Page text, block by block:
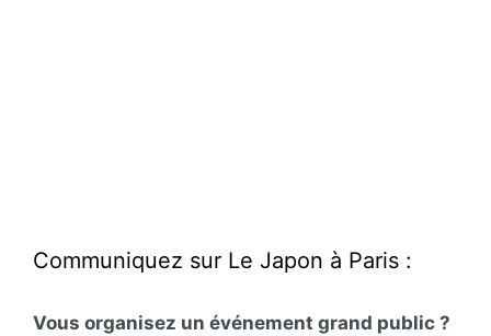
Communiquez sur Le Japon à Paris :
Vous organisez un événement grand public ?